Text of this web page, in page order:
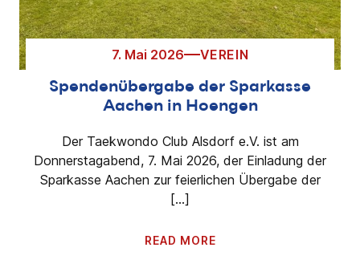
7. Mai 2026 VEREIN
Spendenübergabe der Sparkasse
Aachen in Hoengen
Der Taekwondo Club Alsdorf e.V. ist am
Donnerstagabend, 7. Mai 2026, der Einladung der
Sparkasse Aachen zur feierlichen Übergabe der
[…]
READ MORE